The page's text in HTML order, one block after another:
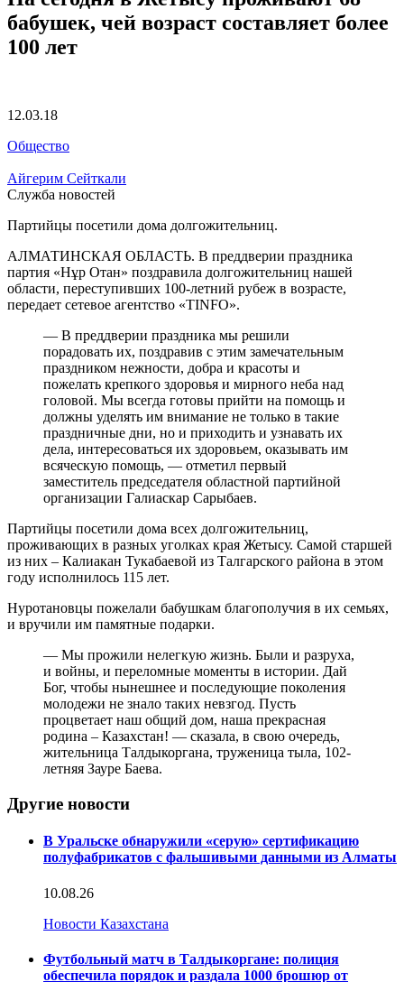
бабушек, чей возраст составляет более
100 лет
12.03.18
Общество
Айгерим Сейткали
Служба новостей
Партийцы посетили дома долгожительниц.
АЛМАТИНСКАЯ ОБЛАСТЬ. В преддверии праздника
партия «Нұр Отан» поздравила долгожительниц нашей
области, переступивших 100-летний рубеж в возрасте,
передает сетевое агентство «TINFO».
— В преддверии праздника мы решили
порадовать их, поздравив с этим замечательным
праздником нежности, добра и красоты и
пожелать крепкого здоровья и мирного неба над
головой. Мы всегда готовы прийти на помощь и
должны уделять им внимание не только в такие
праздничные дни, но и приходить и узнавать их
дела, интересоваться их здоровьем, оказывать им
всяческую помощь, — отметил первый
заместитель председателя областной партийной
организации Галиаскар Сарыбаев.
Партийцы посетили дома всех долгожительниц,
проживающих в разных уголках края Жетысу. Самой старшей
из них – Калиакан Тукабаевой из Талгарского района в этом
году исполнилось 115 лет.
Нуротановцы пожелали бабушкам благополучия в их семьях,
и вручили им памятные подарки.
— Мы прожили нелегкую жизнь. Были и разруха,
и войны, и переломные моменты в истории. Дай
Бог, чтобы нынешнее и последующие поколения
молодежи не знало таких невзгод. Пусть
процветает наш общий дом, наша прекрасная
родина – Казахстан! — сказала, в свою очередь,
жительница Талдыкоргана, труженица тыла, 102-
летняя Зауре Баева.
Другие новости
В Уральске обнаружили «серую» сертификацию
полуфабрикатов с фальшивыми данными из Алматы
10.08.26
Новости Казахстана
Футбольный матч в Талдыкоргане: полиция
обеспечила порядок и раздала 1000 брошюр от